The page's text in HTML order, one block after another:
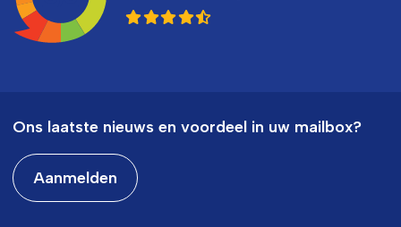
Ons laatste nieuws en voordeel in uw mailbox?
Aanmelden